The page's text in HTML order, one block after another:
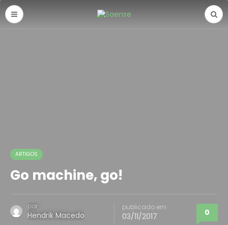
ARTIGOS
Go machine, go!
por
Hendrik Macedo
publicado em
03/11/2017 0